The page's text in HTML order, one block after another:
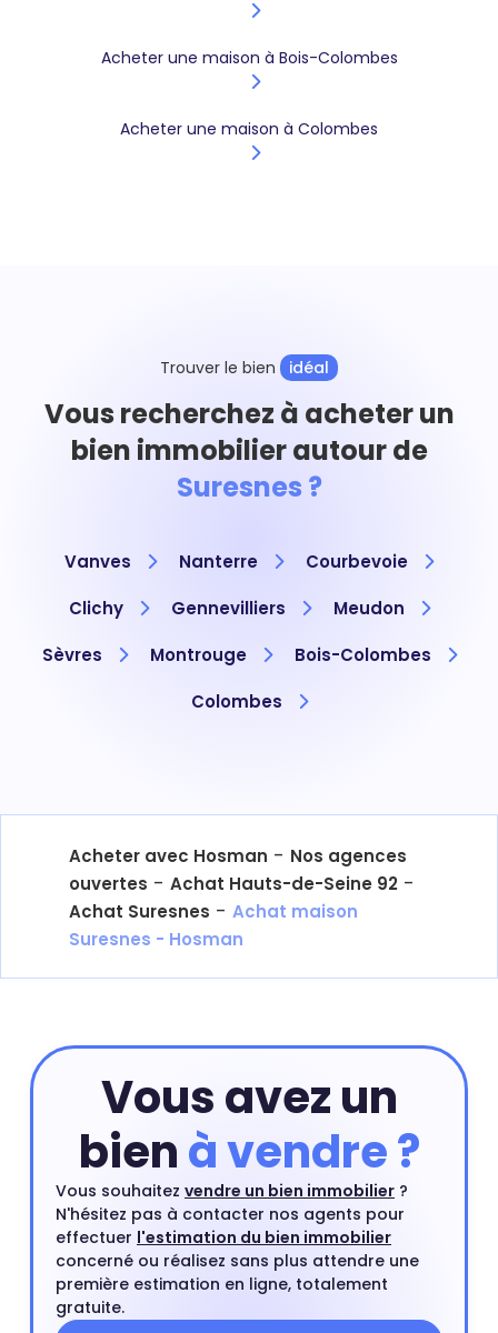
Acheter une maison à Bois-Colombes
Acheter une maison à Colombes
Trouver le bien idéal
Vous recherchez à acheter un
bien immobilier autour de
Suresnes ?
Vanves Nanterre
Courbevoie
Clichy
Gennevilliers
Meudon
Sèvres
Montrouge
Bois-Colombes
Colombes
Acheter avec Hosman - Nos agences
ouvertes - Achat Hauts-de-Seine 92 -
Achat Suresnes - Achat maison
Suresnes - Hosman
Vous avez un
bienà vendre ?
Vous souhaitez vendre un bien immobilier ?
N'hésitez pas à contacter nos agents pour
effectuer l'estimation du bien immobilier
concerné ou réalisez sans plus attendre une
première estimation en ligne, totalement
gratuite.